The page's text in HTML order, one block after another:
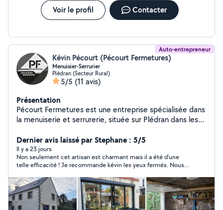
Voir le profil Contacter
Auto-entrepreneur
Kévin Pécourt (Pécourt Fermetures)
Menuisier-Serrurier
Plédran (Secteur Rural)
5/5 (11 avis)
Présentation
Pécourt Fermetures est une entreprise spécialisée dans
la menuiserie et serrurerie, située sur Plédran dans les
de garage, portails, blindage permettant de vous
garantir une meilleure sécurité pour votre habitation,
interventions après-sinistre. Nous intervenons dans
toute la Bretagne, n'hésitez pas à nous contacter pour
toutes autres informations.
Dernier avis laissé par Stephane : 5/5
Il y a 23 jours
Non seulement cet artisan est charmant mais il a été d'une
telle efficacité ! Je recommande kévin les yeux fermés. Nous